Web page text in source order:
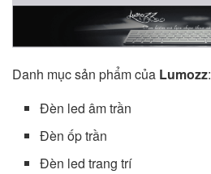
Danh mục sản phẩm của Lumozz:
Đèn led âm trần
Đèn ốp trần
Đèn led trang trí